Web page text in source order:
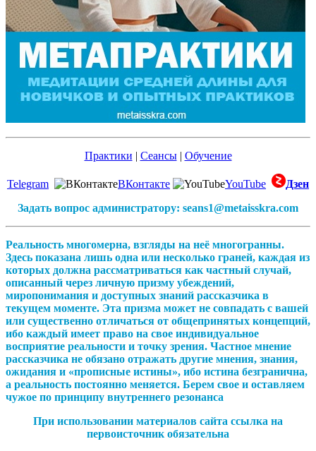
Практики | Сеансы| Обучение
Telegram ВКонтакте YouTube
Дзен
Задать вопрос администратору: seans1@metaisskra.com
Реальность многомерна, взгляды на неё многогранны.
Здесь показана лишь одна или несколько граней, каждая из
которых должна рассматриваться как частный случай,
описанный через личную призму убеждений,
миропонимания и доступных знаний рассказчика в
текущем моменте. Эта призма может не совпадать с вашей
или существенно отличаться от общепринятых концепций,
ибо каждый имеет право на свое индивидуальное
восприятие реальности и точку зрения. Частное мнение
рассказчика не обязано отражать другие мнения, знания,
ожидания и «прописные истины», ибо истина безгранична,
а реальность постоянно меняется. Берем свое и оставляем
чужое по принципу внутреннего резонанса
При использовании материалов сайта ссылка на
первоисточник обязательна